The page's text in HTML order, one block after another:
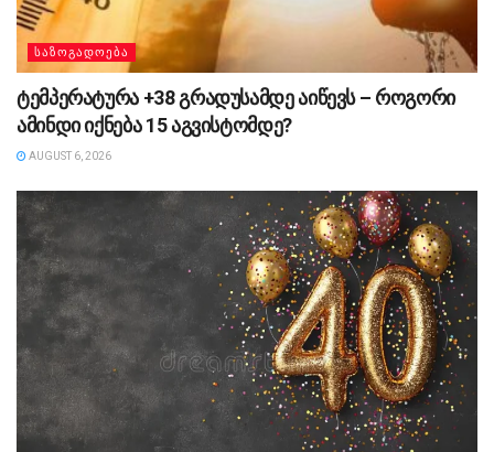
ᲡᲐᲖᲝᲒᲐᲓᲝᲔᲑᲐ
ტემპერატურა +38 გრადუსამდე აიწევს – როგორი
ამინდი იქნება 15 აგვისტომდე?
AUGUST 6, 2026